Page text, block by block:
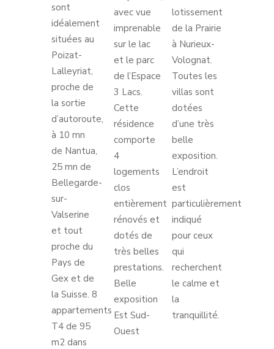
sont
idéalement
situées au
Poizat-
Lalleyriat,
proche de
la sortie
d’autoroute,
à 10 mn
de Nantua,
25 mn de
Bellegarde-
sur-
Valserine
et tout
proche du
Pays de
Gex et de
la Suisse. 8
appartements
T4 de 95
m2 dans
avec vue
imprenable
sur le lac
et le parc
de l’Espace
3 Lacs.
Cette
résidence
comporte
4
logements
clos
entièrement
rénovés et
dotés de
très belles
prestations.
Belle
exposition
Est Sud-
Ouest
lotissement
de la Prairie
à Nurieux-
Volognat.
Toutes les
villas sont
dotées
d’une très
belle
exposition.
L’endroit
est
particulièrement
indiqué
pour ceux
qui
recherchent
le calme et
la
tranquillité.